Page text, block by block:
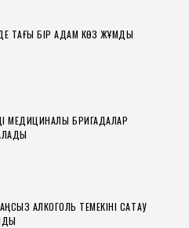
ТАҒЫ БІР АДАМ КӨЗ ЖҰМДЫ
МЕДИЦИНАЛЫҚ БРИГАДАЛАР
АЛКОГОЛЬ ТЕМЕКІНІ САҚТАУ